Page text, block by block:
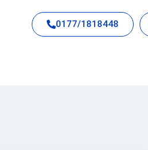
0177/1818448